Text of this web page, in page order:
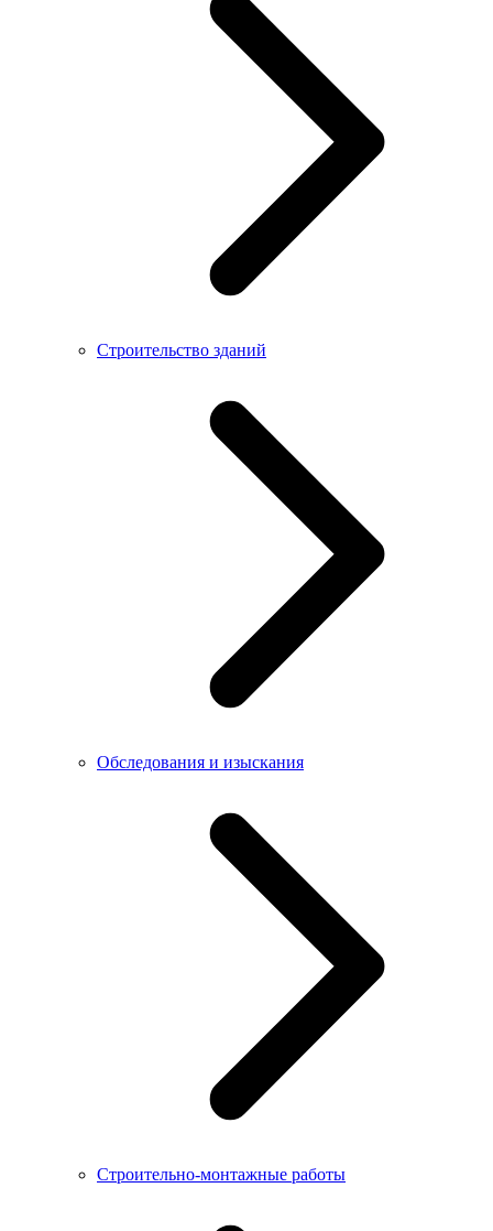
Строительство зданий
Обследования и изыскания
Строительно-монтажные работы